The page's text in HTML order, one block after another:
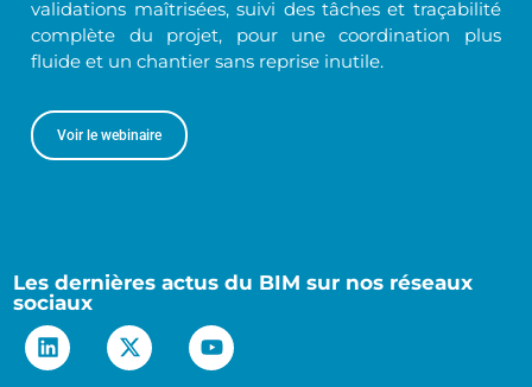
validations maîtrisées, suivi des tâches et traçabilité
complète du projet, pour une coordination plus
fluide et un chantier sans reprise inutile.
Voir le webinaire
Les dernières actus du BIM sur nos réseaux
sociaux